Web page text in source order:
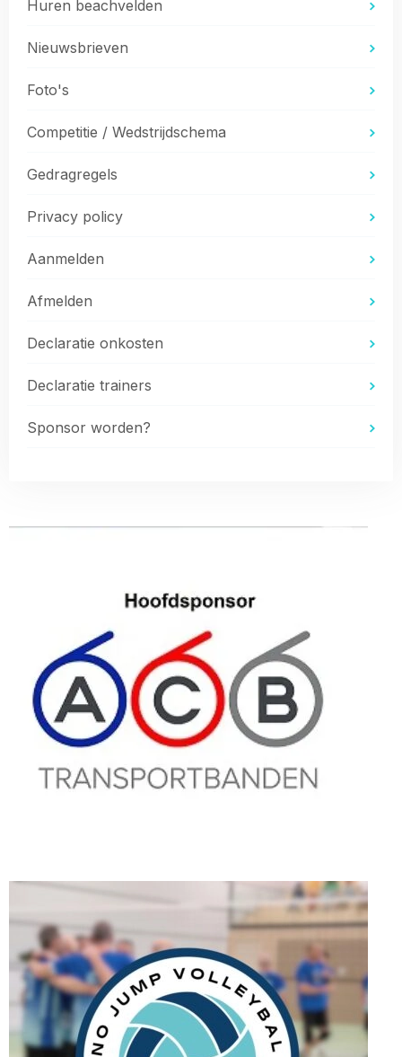
Huren beachvelden
Nieuwsbrieven
Foto's
Competitie / Wedstrijdschema
Gedragregels
Privacy policy
Aanmelden
Afmelden
Declaratie onkosten
Declaratie trainers
Sponsor worden?